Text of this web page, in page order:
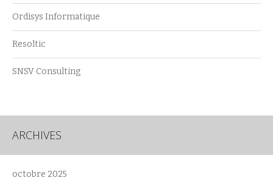
Ordisys Informatique
Resoltic
SNSV Consulting
ARCHIVES
octobre 2025